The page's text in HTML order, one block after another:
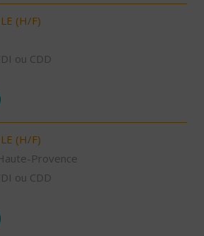
(H/F)
ou CDD
(H/F)
Provence
ou CDD